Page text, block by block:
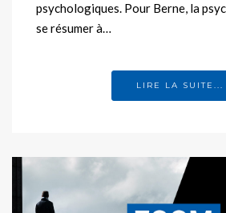
psychologiques. Pour Berne, la
se résumer à…
LIRE LA SUITE...